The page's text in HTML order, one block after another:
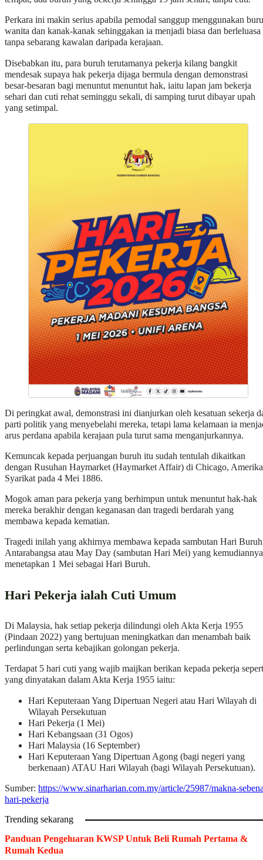
Perkara ini makin serius apabila pemodal sanggup menggunakan
wanita dan kanak-kanak sehinggakan ia menjadi biasa dan berleluasa
tanpa sebarang kawalan daripada kerajaan.
Disebabkan itu, para buruh terutamanya pekerja kilang bangkit
mendesak supaya hak pekerja dijaga bermula dengan demonstrasi
besar-besaran bagi menuntut menuntut hak, iaitu lapan jam bekerja
sehari dan cuti rehat seminggu sekali, di samping turut dibayar upah
yang setimpal.
Di peringkat awal, demonstrasi ini dianjurkan oleh kesatuan sekerja
parti politik yang menyebelahi mereka, tetapi lama kelamaan ia
arus perdana apabila kerajaan pula turut sama menganjurkannya.
Kemuncak kepada perjuangan buruh itu sudah tentulah dikaitkan
dengan Rusuhan Haymarket (Haymarket Affair) di Chicago, Amerika
Syarikat pada 4 Mei 1886.
Mogok aman para pekerja yang berhimpun untuk menuntut hak-hak
mereka berakhir dengan keganasan dan tragedi berdarah yang
membawa kepada kematian.
Tragedi inilah yang akhirnya membawa kepada sambutan Hari Buruh
Antarabangsa atau May Day (sambutan Hari Mei) yang kemudiannya
menetapkan 1 Mei sebagai Hari Buruh.
Hari Pekerja ialah Cuti Umum
Di Malaysia, hak setiap pekerja dilindungi oleh Akta Kerja 1955
(Pindaan 2022) yang bertujuan meningkatkan dan menambah baik
perlindungan serta kebajikan golongan pekerja.
Terdapat 5 hari cuti yang wajib maijkan berikan kepada pekerja
yang dinyatakan dalam Akta Kerja 1955 iaitu:
Hari Keputeraan Yang Dipertuan Negeri atau Hari Wilayah di
Wilayah Persekutuan
Hari Pekerja (1 Mei)
Hari Kebangsaan (31 Ogos)
Hari Malaysia (16 September)
Hari Keputeraan Yang Dipertuan Agong (bagi negeri yang
berkenaan) ATAU Hari Wilayah (bagi Wilayah Persekutuan).
Sumber: https://www.sinarharian.com.my/article/25987/makna-
hari-pekerja
Trending sekarang
Panduan Pengeluaran KWSP Untuk Beli Rumah Pertama &
Rumah Kedua